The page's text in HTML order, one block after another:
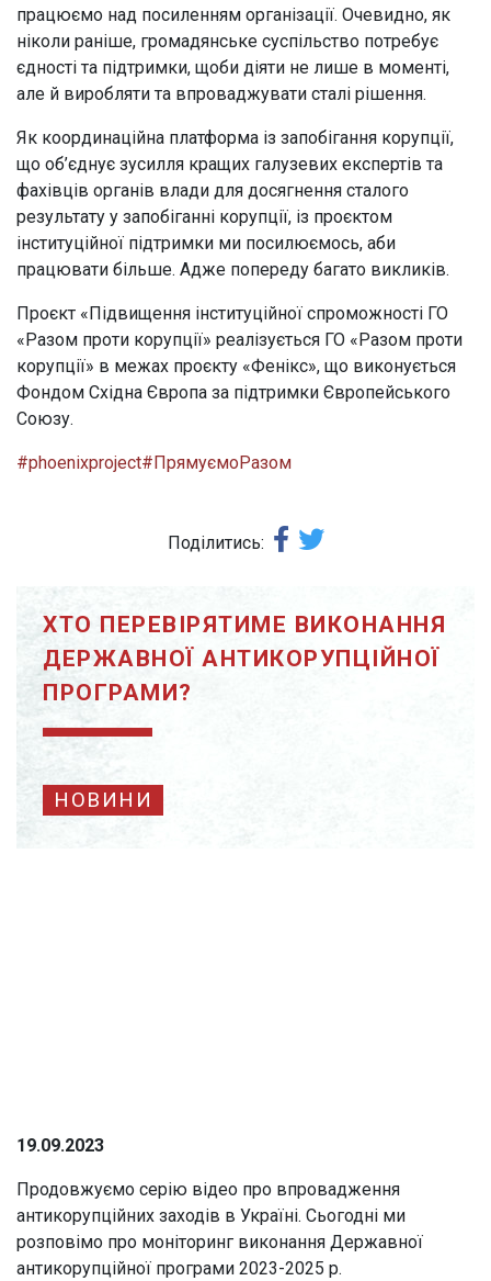
працюємо над посиленням організації. Очевидно, як
ніколи раніше, громадянське суспільство потребує
єдності та підтримки, щоби діяти не лише в моменті,
але й виробляти та впроваджувати сталі рішення.
Як координаційна платформа із запобігання корупції,
що об’єднує зусилля кращих галузевих експертів та
фахівців органів влади для досягнення сталого
результату у запобіганні корупції, із проєктом
інституційної підтримки ми посилюємось, аби
працювати більше. Адже попереду багато викликів.
Проєкт «Підвищення інституційної спроможності ГО
«Разом проти корупції» реалізується ГО «Разом проти
корупції» в межах проєкту «Фенікс», що виконується
Фондом Східна Європа за підтримки Європейського
Союзу.
#phoenixproject#ПрямуємоРазом
Поділитись:
ХТО ПЕРЕВІРЯТИМЕ ВИКОНАННЯ
ДЕРЖАВНОЇ АНТИКОРУПЦІЙНОЇ
ПРОГРАМИ?
НОВИНИ
19.09.2023
Продовжуємо серію відео про впровадження
антикорупційних заходів в Україні. Сьогодні ми
розповімо про моніторинг виконання Державної
антикорупційної програми 2023-2025 р.